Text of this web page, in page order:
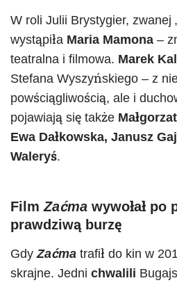
W roli Julii Brystygier, zwanej
wystąpiła Maria Mamona –
teatralna i filmowa. Marek
Stefana Wyszyńskiego – z
powściągliwością, ale i
pojawiają się także
Ewa Dałkowska, Janusz
Waleryś.
Film Zaćma wywołał po
prawdziwą burzę
GdyZaćma trafił do kin w
skrajne. Jedni chwalili